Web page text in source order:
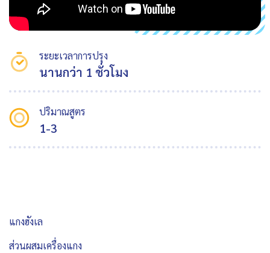
ระยะเวลาการปรุง
นานกว่า 1 ชั่วโมง
ปริมาณสูตร
1-3
แกงฮังเล
ส่วนผสมเครื่องแกง